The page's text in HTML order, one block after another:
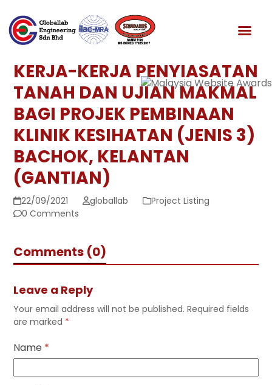
content
KERJA-KERJA PENYIASATAN
TANAH DAN UJIAN MAKMAL
BAGI PROJEK PEMBINAAN
KLINIK KESIHATAN (JENIS 3)
BACHOK, KELANTAN
(GANTIAN)
22/09/2021 globallab
Project Listing
0 Comments
Comments (0)
Leave a Reply
Your email address will not be published. Required fields
are marked *
Name *